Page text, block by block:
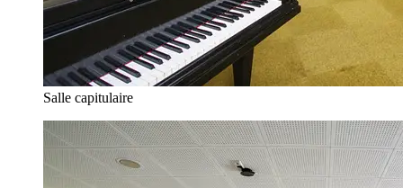
Salle capitulaire